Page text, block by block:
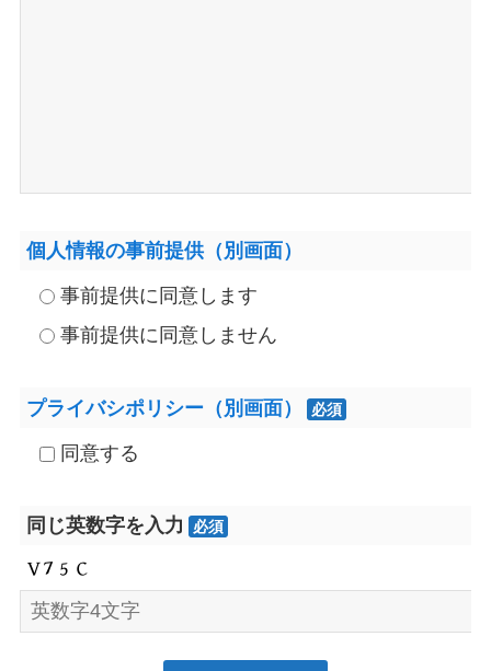
個人情報の事前提供（別画面）
事前提供に同意します
事前提供に同意しません
プライバシポリシー（別画面） 必須
同意する
同じ英数字を入力 必須